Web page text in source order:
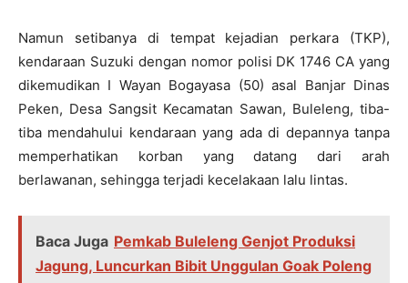
Namun setibanya di tempat kejadian perkara (TKP),
kendaraan Suzuki dengan nomor polisi DK 1746 CA yang
dikemudikan I Wayan Bogayasa (50) asal Banjar Dinas
Peken, Desa Sangsit Kecamatan Sawan, Buleleng, tiba-
tiba mendahului kendaraan yang ada di depannya tanpa
memperhatikan korban yang datang dari arah
berlawanan, sehingga terjadi kecelakaan lalu lintas.
Baca Juga Pemkab Buleleng Genjot Produksi
Jagung, Luncurkan Bibit Unggulan Goak Poleng